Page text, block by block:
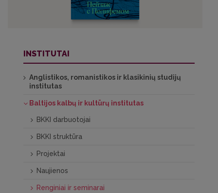
INSTITUTAI
Anglistikos, romanistikos ir klasikinių studijų
institutas
Baltijos kalbų ir kultūrų institutas
BKKI darbuotojai
BKKI struktūra
Projektai
Naujienos
Renginiai ir seminarai